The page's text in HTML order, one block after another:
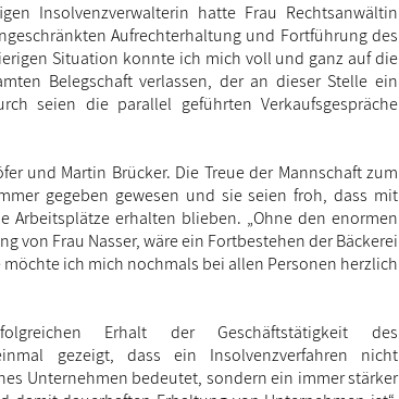
Insolvenzverwalterin hatte Frau Rechtsanwältin
Aufrechterhaltung und Fortführung des
Situation konnte ich mich voll und ganz auf die
Belegschaft verlassen, der an dieser Stelle ein
seien die parallel geführten Verkaufsgespräche
und Martin Brücker. Die Treue der Mannschaft zum
gegeben gewesen und sie seien froh, dass mit
erhalten blieben. „Ohne den enormen
von Frau Nasser, wäre ein Fortbestehen der Bäckerei
ich mich nochmals bei allen Personen herzlich
Erhalt der Geschäftstätigkeit des
gezeigt, dass ein Insolvenzverfahren nicht
Unternehmen bedeutet, sondern ein immer stärker